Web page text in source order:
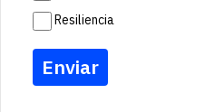
Resiliencia
Enviar